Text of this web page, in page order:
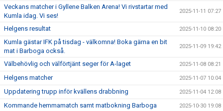
Veckans matcher i Gyllene Balken Arena! Vi rivstartar med
Kumla idag. Vi ses!
2025-11-11 07:27
Helgens resultat 2025-11-10 08:20
Kumla gästar IFK på tisdag - välkomna! Boka gärna en bit
mat i Barboga också.
2025-11-09 19:42
Välbehövlig och välförtjänt seger för A-laget 2025-11-08 08:21
Helgens matcher 2025-11-07 10:04
Uppdatering trupp inför kvällens drabbning 2025-11-04 12:08
Kommande hemmamatch samt matbokning Barboga 2025-10-30 19:08